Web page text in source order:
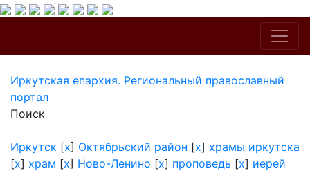
Иркутская епархия. Региональный православный
портал
Поиск
Иркутск [x] Октябрьский район [x] храмы иркутска
[x] храм [x] Ново-Ленино [x] проповедь [x] иерей